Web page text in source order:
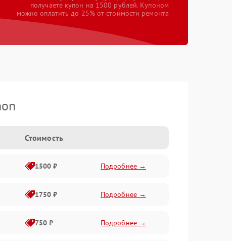
получаете купон на 1500 рублей. Купоном
можно оплатить до 25% от стоимости ремонта
Стоимость
1500 ₽ Подробнее →
1750 ₽ Подробнее →
750 ₽ Подробнее →